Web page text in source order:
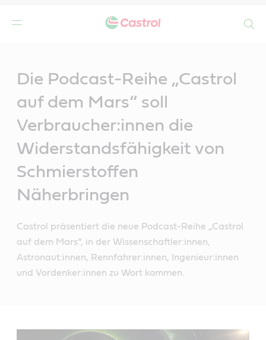
Die Podcast-Reihe „Castrol
auf dem Mars“ soll
Verbraucher:innen die
Widerstandsfähigkeit von
Schmierstoffen
Näherbringen
Castrol präsentiert die neue Podcast-Reihe „Castrol
auf dem Mars“, in der Wissenschaftler:innen,
Astronaut:innen, Rennfahrer:innen, Ingenieur:innen
und Vordenker:innen zu Wort kommen.